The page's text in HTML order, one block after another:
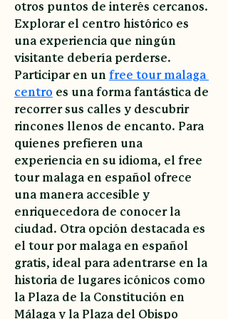
otros puntos de interés cercanos.
Explorar el centro histórico es
una experiencia que ningún
visitante debería perderse.
Participar en un free tour malaga
centro es una forma fantástica de
recorrer sus calles y descubrir
rincones llenos de encanto. Para
quienes prefieren una
experiencia en su idioma, el free
tour malaga en español ofrece
una manera accesible y
enriquecedora de conocer la
ciudad. Otra opción destacada es
el tour por malaga en español
gratis, ideal para adentrarse en la
historia de lugares icónicos como
la Plaza de la Constitución en
Málaga y la Plaza del Obispo